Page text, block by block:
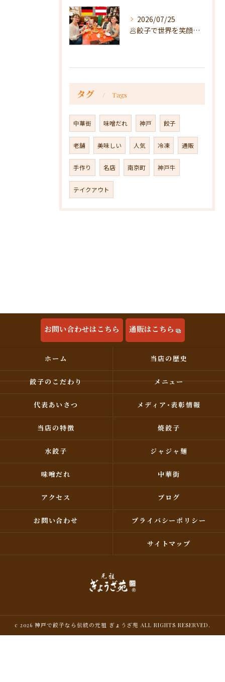
2026/07/25
🥟餃子で世界を笑顔に🥟
タグ Tags
中華街 味噌だれ 神戸 餃子
老舗 美味しい 人気 冷凍 通販
手作り 名店 南京町 神戸牛
テイクアウト
お問い合わせはこちら 通販はこちら
ホーム 当店の歴史
餃子のこだわり メニュー
代表あいさつ メディア･表彰情報
当店の特徴 焼餃子
水餃子 ジャジャ麺
味噌だれ 中華街
アクセス ブログ
お問い合わせ プライバシーポリシー
サイトマップ
c 2026 神戸で餃子なら伝統の元祖 ぎょうざ苑 ALL RIGHTS RESERVED.